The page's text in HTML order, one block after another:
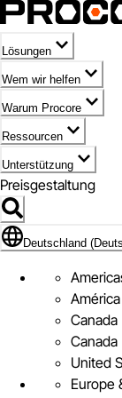
Lösungen
Wem wir helfen
Warum Procore
Ressourcen
Unterstützung
Preisgestaltung
Markieren des
Deutschland
Canada
Canada
United
Europe